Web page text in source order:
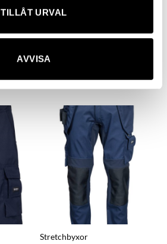
TILLÅT URVAL
AVVISA
Service/industribyxor
456krexkl. moms
Stretchbyxor